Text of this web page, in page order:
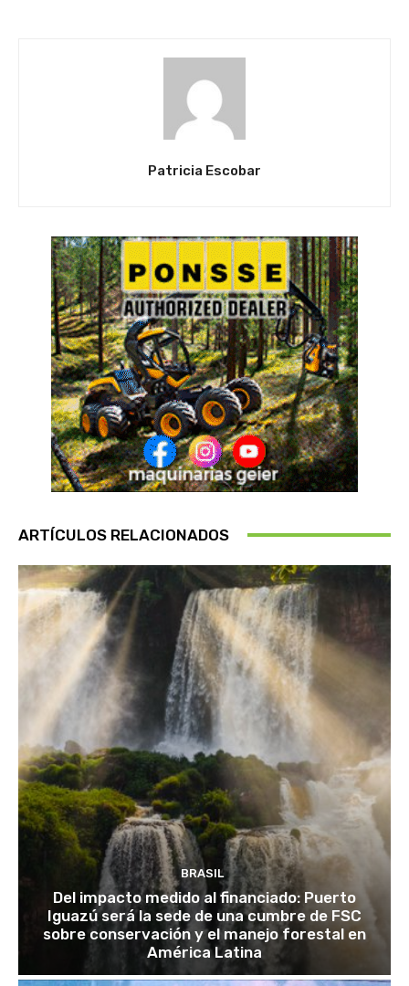
Patricia Escobar
ARTÍCULOS RELACIONADOS
BRASIL
Del impacto medido al financiado: Puerto
Iguazú será la sede de una cumbre de FSC
sobre conservación y el manejo forestal en
América Latina